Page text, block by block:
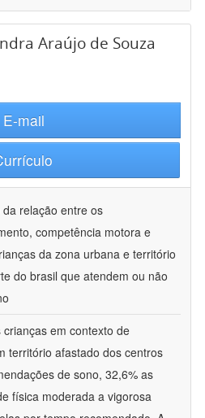
Araújo de Souza
E-mail
relação entre os
competência motora e
da zona urbana e território
do brasil que atendem ou não
crianças em contexto de
território afastado dos centros
de sono, 32,6% as
física moderada a vigorosa